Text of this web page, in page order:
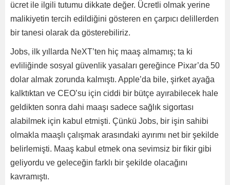
ücret ile ilgili tutumu dikkate değer. Ücretli olmak yerine
malikiyetin tercih edildiğini gösteren en çarpıcı delillerden
bir tanesi olarak da gösterebiliriz.
Jobs, ilk yıllarda NeXT’ten hiç maaş almamış; ta ki
evliliğinde sosyal güvenlik yasaları gereğince Pixar’da 50
dolar almak zorunda kalmıştı. Apple’da bile, şirket ayağa
kalktıktan ve CEO’su için ciddi bir bütçe ayırabilecek hale
geldikten sonra dahi maaşı sadece sağlık sigortası
alabilmek için kabul etmişti. Çünkü Jobs, bir işin sahibi
olmakla maaşlı çalışmak arasındaki ayırımı net bir şekilde
belirlemişti. Maaş kabul etmek ona sevimsiz bir fikir gibi
geliyordu ve geleceğin farklı bir şekilde olacağını
kavramıştı.